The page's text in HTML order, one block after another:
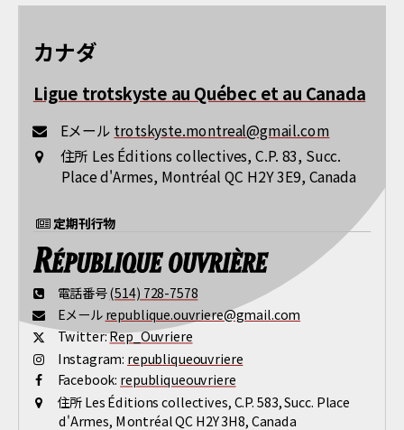
カナダ
Ligue trotskyste au Québec et au Canada
Eメール trotskyste.montreal@gmail.com
住所 Les Éditions collectives, C.P. 83, Succ.
Place d'Armes, Montréal QC H2Y 3E9, Canada
定期刊行物
電話番号(514) 728-7578
Eメール republique.ouvriere@gmail.com
Twitter:Rep_Ouvriere
Instagram: republiqueouvriere
Facebook: republiqueouvriere
住所Les Éditions collectives, C.P. 583, Succ. Place
d'Armes, Montréal QC H2Y 3H8, Canada